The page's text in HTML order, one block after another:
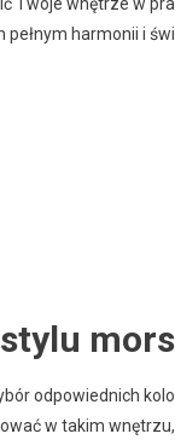
harmonii i
odpowiednich
w takim